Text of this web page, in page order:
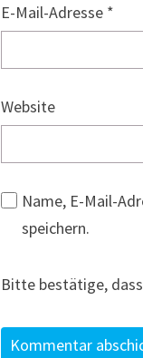
E-Mail-Adresse *
Website
Name, E-Mail-
speichern.
Bitte bestätige,